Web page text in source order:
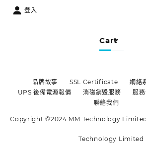
登入
Cart
品牌故事 SSL Certificate
網絡
UPS 後備電源報價
消磁銷毀服務 服
聯絡我們
Copyright ©2024 MM Technology
Technology Limited